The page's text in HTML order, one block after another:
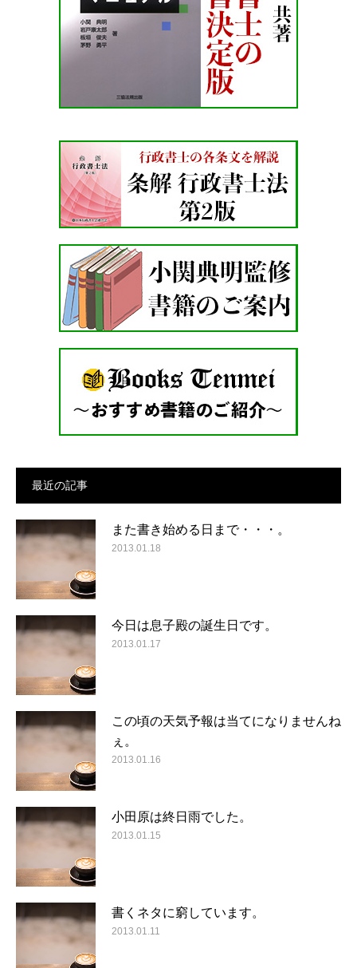
最近の記事
また書き始める日まで・・・。
2013.01.18
今日は息子殿の誕生日です。
2013.01.17
この頃の天気予報は当てになりませんね
ぇ。
2013.01.16
小田原は終日雨でした。
2013.01.15
書くネタに窮しています。
2013.01.11